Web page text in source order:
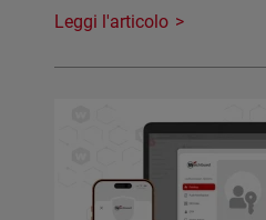
Leggi l'articolo